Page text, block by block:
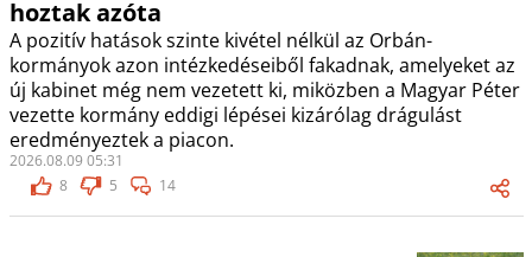
hoztak azóta
A pozitív hatások szinte kivétel nélkül az Orbán-
kormányok azon intézkedéseiből fakadnak, amelyeket az
új kabinet még nem vezetett ki, miközben a Magyar Péter
vezette kormány eddigi lépései kizárólag drágulást
eredményeztek a piacon.
2026.08.09 05:31
8
5 14